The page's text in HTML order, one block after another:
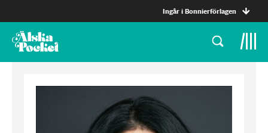
Ingår i Bonnierförlagen